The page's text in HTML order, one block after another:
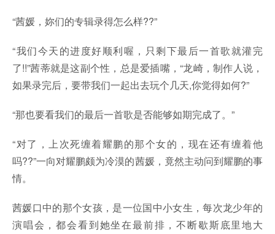
“茜媛，妳们的专辑录得怎么样??”
“我们今天的进度好顺利喔，只剩下最后一首歌就灌完
了!!”茜蒂就是这副个性，总是爱插嘴，“龙崎，制作人说，
如果录完后，要带我们一起出去玩个几天,你觉得如何?”
“那也要看我们的最后一首歌是否能够如期完成了。”
“对了，上次死缠着耀鹏的那个女的，现在还有缠着他
吗??”一向对耀鹏颇为冷漠的茜媛，竟然主动问到耀鹏的事
情。
茜媛口中的那个女孩，是一位国中小女生，每次龙少年的
演唱会，都会看到她坐在最前排，不断歇斯底里地大